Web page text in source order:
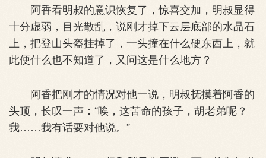
阿香看明叔的意识恢复了，惊喜交加，明叔显得
十分虚弱，目光散乱，说刚才掉下云层底部的水晶石
上，把登山头盔挂掉了，一头撞在什么硬东西上，就
此便什么也不知道了，又问这是什么地方？
阿香把刚才的情况对他一说，明叔抚摸着阿香的
头顶，长叹一声：“唉，这苦命的孩子，胡老弟呢？
我……我有话要对他说。”